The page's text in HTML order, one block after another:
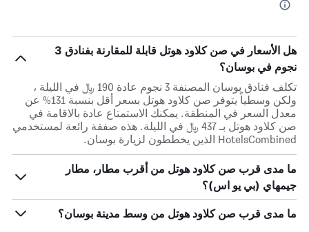
هل الأسعار في صن كلاود هوتل قابلة للمقارنة بفنادق 3
نجوم في بوسان؟
تكلف فنادق بوسان المصنفة 3 نجوم عادة 190 ﷼ في الليلة ،
ولكن وسطياً يتوفر صن كلاود هوتل بسعر أقل بنسبة 131% عن
معدل السعر في المنطقة. يمكنك الاستمتاع عادة بالاقامة في
صن كلاود هوتل بـ 437 ﷼ في الليلة. هذه صفقة رائعة لمستخدمي
HotelsCombined الذين يخططون لزيارة بوسان.
ما مدى قرب صن كلاود هوتل من أقرب مطار، مطار
جيمهاي (بي يو اس)؟
ما مدى قرب صن كلاود هوتل من وسط مدينة بوسان؟